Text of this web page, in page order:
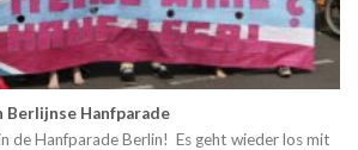
Hanfparade
de Hanfparade Berlin! Es geht wieder los mit